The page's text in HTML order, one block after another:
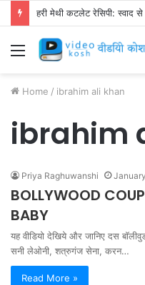
हरी मेथी कटलेट रेसिपी: स्वाद से
Menu
Home / ibrahim ali khan
ibrahim
Priya Raghuwanshi
BOLLYWOOD
BABY
यह वीडियो देखिये और जानिए दस
सनी लेओनी, शत्रुगंज सेना, करन…
Read More »